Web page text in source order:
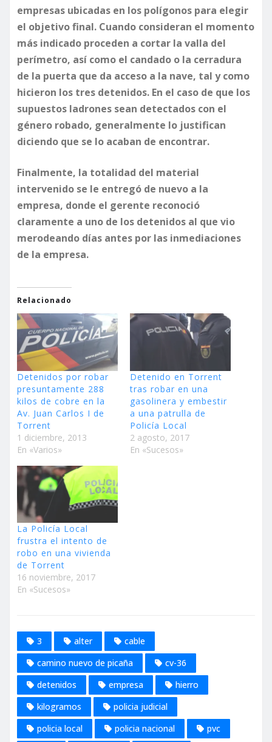
empresas ubicadas en los polígonos para elegir
el objetivo final. Cuando consideran el momento
más indicado proceden a cortar la valla del
perímetro, así como el candado o la cerradura
de la puerta que da acceso a la nave, tal y como
hicieron los tres detenidos. En el caso de que los
supuestos ladrones sean detectados con el
género robado, generalmente lo justifican
diciendo que se lo acaban de encontrar.
Finalmente, la totalidad del material
intervenido se le entregó de nuevo a la
empresa, donde el gerente reconoció
claramente a uno de los detenidos al que vio
merodeando días antes por las inmediaciones
de la empresa.
Relacionado
Detenidos por robar
presuntamente 288
kilos de cobre en la
Av. Juan Carlos I de
Torrent
1 diciembre, 2013
En «Varios»
Detenido en Torrent
tras robar en una
gasolinera y embestir
a una patrulla de
Policía Local
2 agosto, 2017
En «Sucesos»
La Policía Local
frustra el intento de
robo en una vivienda
de Torrent
16 noviembre, 2017
En «Sucesos»
3 alter
cable
camino nuevo de picaña
cv-36
detenidos
empresa
hierro
kilogramos
policia judicial
policia local
policia nacional
pvc